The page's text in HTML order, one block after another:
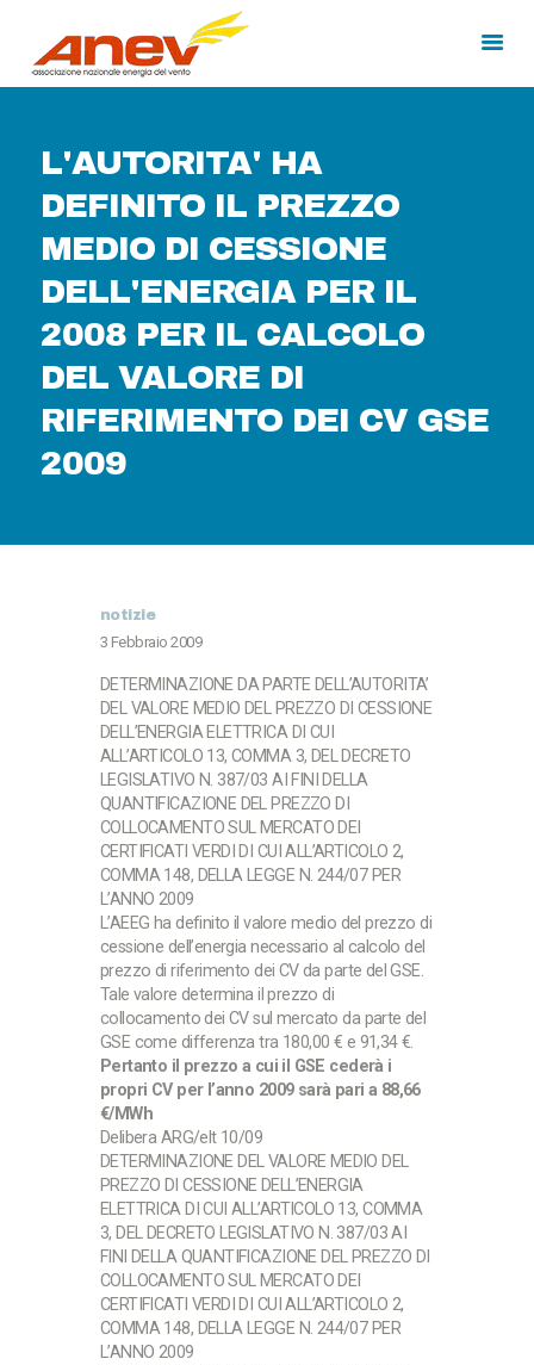
L'AUTORITA' HA
DEFINITO IL PREZZO
MEDIO DI CESSIONE
DELL'ENERGIA PER IL
2008 PER IL CALCOLO
DEL VALORE DI
RIFERIMENTO DEI CV GSE
2009
HOME
CHI SIAMO
MEDIA
CORSI DI FORMAZIONE
notizie
3 Febbraio 2009
DETERMINAZIONE DA PARTE DELL’AUTORITA’
DEL VALORE MEDIO DEL PREZZO DI CESSIONE
DELL’ENERGIA ELETTRICA DI CUI
ALL’ARTICOLO 13, COMMA 3, DEL DECRETO
LEGISLATIVO N. 387/03 AI FINI DELLA
QUANTIFICAZIONE DEL PREZZO DI
COLLOCAMENTO SUL MERCATO DEI
CERTIFICATI VERDI DI CUI ALL’ARTICOLO 2,
COMMA 148, DELLA LEGGE N. 244/07 PER
L’ANNO 2009
L’AEEG ha definito il valore medio del prezzo di
cessione dell’energia necessario al calcolo del
prezzo di riferimento dei CV da parte del GSE.
Tale valore determina il prezzo di
collocamento dei CV sul mercato da parte del
GSE come differenza tra 180,00 € e 91,34 €.
Pertanto il prezzo a cui il GSE cederà i
propri CV per l’anno 2009 sarà pari a 88,66
€/MWh
Delibera ARG/elt 10/09
DETERMINAZIONE DEL VALORE MEDIO DEL
PREZZO DI CESSIONE DELL’ENERGIA
ELETTRICA DI CUI ALL’ARTICOLO 13, COMMA
3, DEL DECRETO LEGISLATIVO N. 387/03 AI
FINI DELLA QUANTIFICAZIONE DEL PREZZO DI
COLLOCAMENTO SUL MERCATO DEI
CERTIFICATI VERDI DI CUI ALL’ARTICOLO 2,
COMMA 148, DELLA LEGGE N. 244/07 PER
L’ANNO 2009